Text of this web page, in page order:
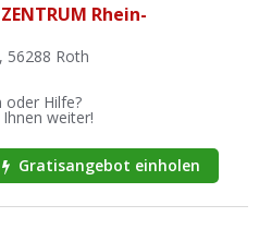
Rhein-
56288 Roth
oder Hilfe?
weiter!
Gratisangebot einholen